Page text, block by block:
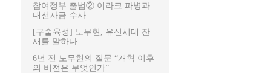
참여정부 출범② 이라크 파병과
대선자금 수사
[구술육성] 노무현, 유신시대 잔
재를 말하다
6년 전 노무현의 질문 “개혁 이후
의 비전은 무엇인가”